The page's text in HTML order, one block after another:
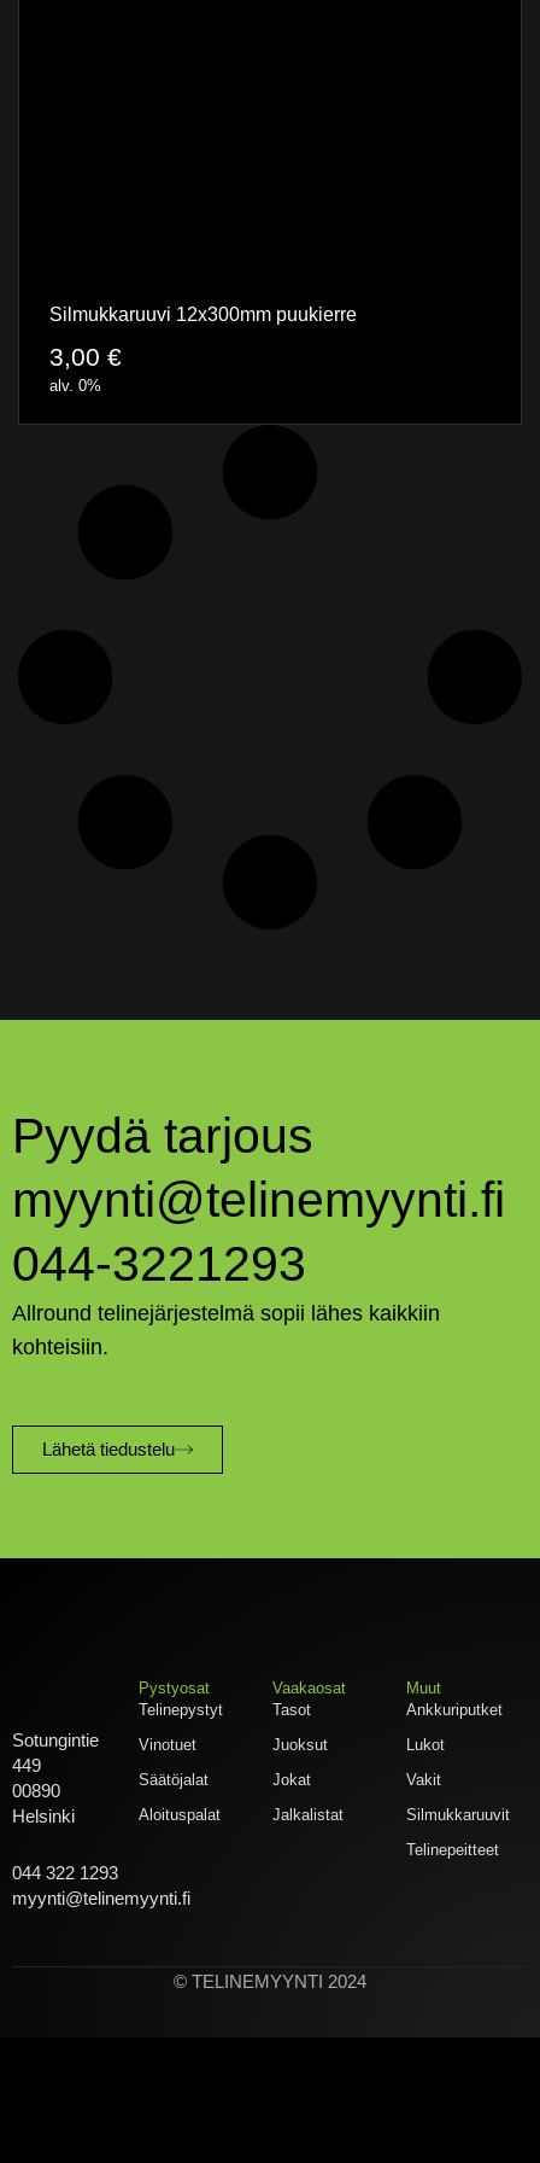
Silmukkaruuvi 12x300mm puukierre
3,00 €
alv. 0%
Pyydä tarjous
myynti@telinemyynti.fi
044-3221293
Allround telinejärjestelmä sopii lähes kaikkiin
kohteisiin.
Lähetä tiedustelu
Sotungintie
449
00890
Helsinki
044 322 1293
myynti@telinemyynti.fi
Pystyosat
Telinepystyt
Vinotuet
Säätöjalat
Aloituspalat
Vaakaosat
Tasot
Juoksut
Jokat
Jalkalistat
Muut
Ankkuriputket
Lukot
Vakit
Silmukkaruuvit
Telinepeitteet
© TELINEMYYNTI 2024